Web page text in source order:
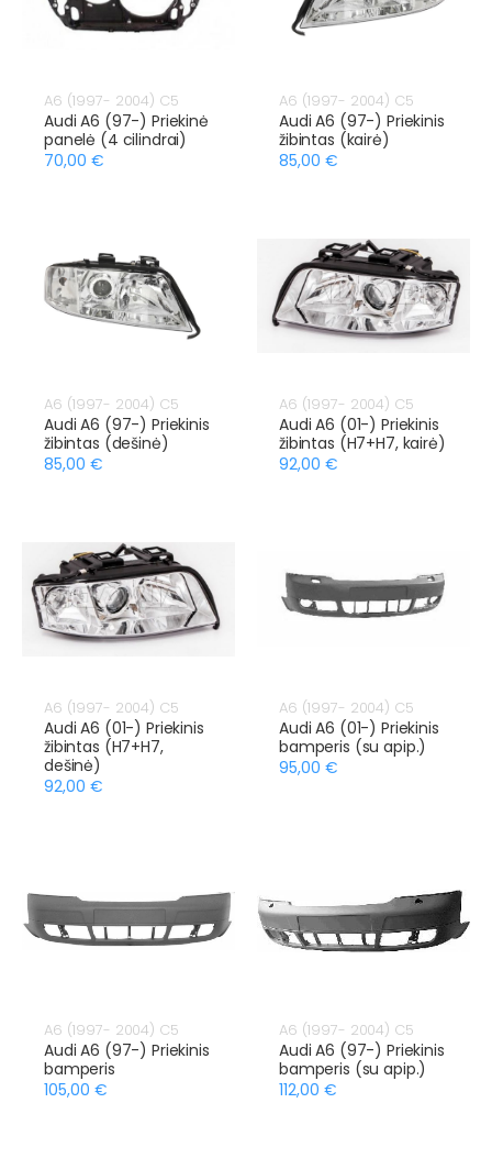
A6 (1997- 2004) C5
Audi A6 (97-) Priekinė
panelė (4 cilindrai)
70,00 €
A6 (1997- 2004) C5
Audi A6 (97-) Priekinis
žibintas (kairė)
85,00 €
A6 (1997- 2004) C5
Audi A6 (97-) Priekinis
žibintas (dešinė)
85,00 €
A6 (1997- 2004) C5
Audi A6 (01-) Priekinis
žibintas (H7+H7, kairė)
92,00 €
A6 (1997- 2004) C5
Audi A6 (01-) Priekinis
žibintas (H7+H7,
dešinė)
92,00 €
A6 (1997- 2004) C5
Audi A6 (01-) Priekinis
bamperis (su apip.)
95,00 €
A6 (1997- 2004) C5
Audi A6 (97-) Priekinis
bamperis
105,00 €
A6 (1997- 2004) C5
Audi A6 (97-) Priekinis
bamperis (su apip.)
112,00 €